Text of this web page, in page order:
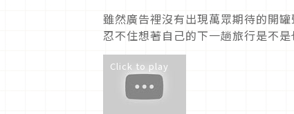
雖然廣告裡沒有出現萬眾期待的開
忍不住想著自己的下一趟旅行是不
Click to play